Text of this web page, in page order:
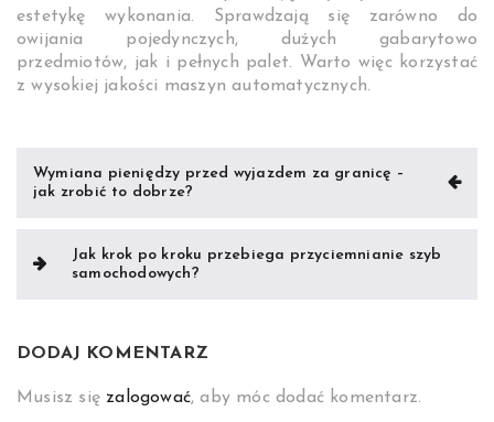
estetykę wykonania. Sprawdzają się zarówno do
owijania pojedynczych, dużych gabarytowo
przedmiotów, jak i pełnych palet. Warto więc korzystać
z wysokiej jakości maszyn automatycznych.
Nawigacja
wpisu
Wymiana pieniędzy przed wyjazdem za granicę –
jak zrobić to dobrze?
Jak krok po kroku przebiega przyciemnianie szyb
samochodowych?
DODAJ KOMENTARZ
Musisz się zalogować, aby móc dodać komentarz.